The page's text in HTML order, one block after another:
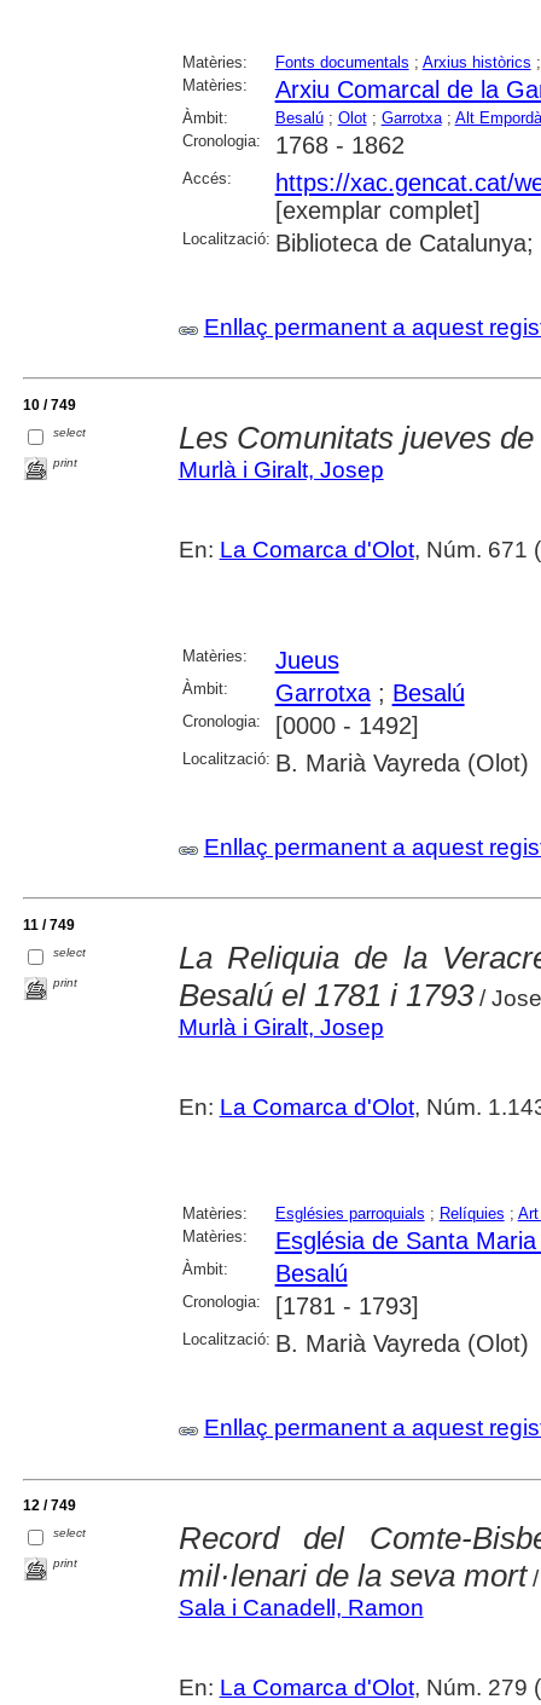
Matèries: Fonts documentals ; Arxius històrics
Matèries:
Arxiu Comarcal de la
Àmbit: Besalú; Olot; Garrotxa; Alt Empordà
Cronologia:
1768 - 1862
Accés:
https://xac.gencat.cat/
[exemplar complet]
Localització: Biblioteca de
Enllaç permanent a aquest
10 / 749
select
print
Les Comunitats jueves
Murlà i Giralt, Josep
En: La Comarca d'Olot, Núm. 671
Matèries: Jueus
Àmbit: Garrotxa; Besalú
Cronologia: [0000 - 1492]
Localització: B. Marià Vayreda (Olot)
Enllaç permanent a aquest
11 / 749
select
print
La Reliquia de la
Besalú el 1781 i 1793/
Murlà i Giralt, Josep
En: La Comarca d'Olot, Núm.
Matèries: Esglésies parroquials ; Relíquies ;
Matèries:
Església de Santa
Àmbit: Besalú
Cronologia: [1781 - 1793]
Localització: B. Marià Vayreda (Olot)
Enllaç permanent a aquest
12 / 749
select
print
Record del Comte-
mil·lenari de la seva mort/
Sala i Canadell, Ramon
En: La Comarca d'Olot, Núm. 279